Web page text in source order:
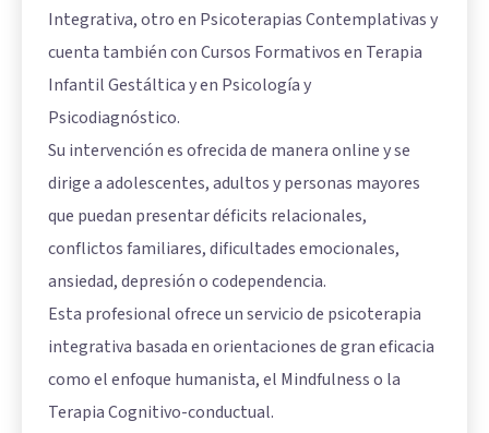
Integrativa, otro en Psicoterapias Contemplativas y
cuenta también con Cursos Formativos en Terapia
Infantil Gestáltica y en Psicología y
Psicodiagnóstico.
Su intervención es ofrecida de manera online y se
dirige a adolescentes, adultos y personas mayores
que puedan presentar déficits relacionales,
conflictos familiares, dificultades emocionales,
ansiedad, depresión o codependencia.
Esta profesional ofrece un servicio de psicoterapia
integrativa basada en orientaciones de gran eficacia
como el enfoque humanista, el Mindfulness o la
Terapia Cognitivo-conductual.